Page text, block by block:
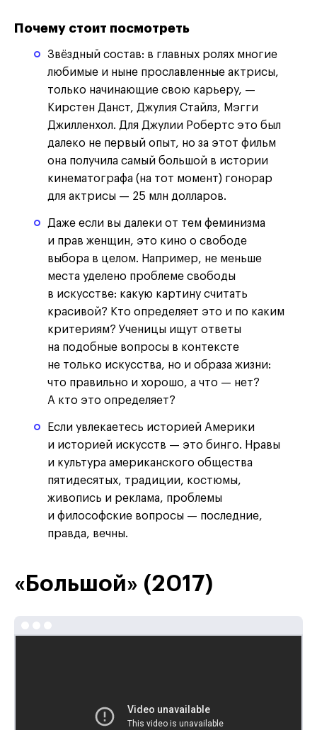
Почему стоит посмотреть
Звёздный состав: в главных ролях многие
любимые и ныне прославленные актрисы,
только начинающие свою карьеру, —
Кирстен Данст, Джулия Стайлз, Мэгги
Джилленхол. Для Джулии Робертс это был
далеко не первый опыт, но за этот фильм
она получила самый большой в истории
кинематографа (на тот момент) гонорар
для актрисы — 25 млн долларов.
Даже если вы далеки от тем феминизма
и прав женщин, это кино о свободе
выбора в целом. Например, не меньше
места уделено проблеме свободы
в искусстве: какую картину считать
красивой? Кто определяет это и по каким
критериям? Ученицы ищут ответы
на подобные вопросы в контексте
не только искусства, но и образа жизни:
что правильно и хорошо, а что — нет?
А кто это определяет?
Если увлекаетесь историей Америки
и историей искусств — это бинго. Нравы
и культура американского общества
пятидесятых, традиции, костюмы,
живопись и реклама, проблемы
и философские вопросы — последние,
правда, вечны.
«Большой» (2017)